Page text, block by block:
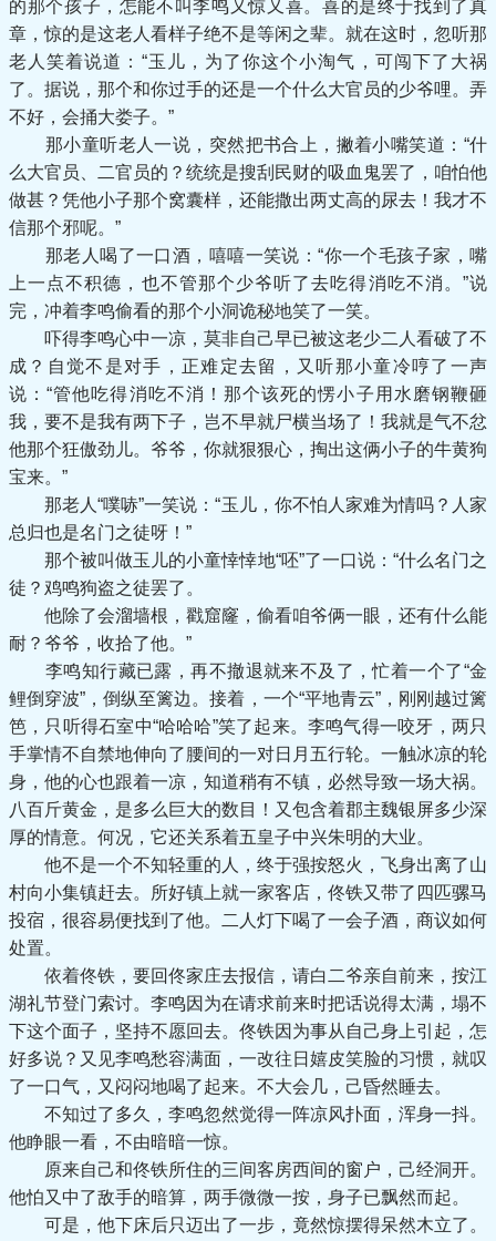
的那个孩子，怎能不叫李鸣又惊又喜。喜的是终于找到了真
章，惊的是这老人看样子绝不是等闲之辈。就在这时，忽听那
老人笑着说道：“玉儿，为了你这个小淘气，可闯下了大祸
了。据说，那个和你过手的还是一个什么大官员的少爷哩。弄
不好，会捅大娄子。”
那小童听老人一说，突然把书合上，撇着小嘴笑道：“什
么大官员、二官员的？统统是搜刮民财的吸血鬼罢了，咱怕他
做甚？凭他小子那个窝囊样，还能撒出两丈高的尿去！我才不
信那个邪呢。”
那老人喝了一口酒，嘻嘻一笑说：“你一个毛孩子家，嘴
上一点不积德，也不管那个少爷听了去吃得消吃不消。”说
完，冲着李鸣偷看的那个小洞诡秘地笑了一笑。
吓得李鸣心中一凉，莫非自己早已被这老少二人看破了不
成？自觉不是对手，正难定去留，又听那小童冷哼了一声
说：“管他吃得消吃不消！那个该死的愣小子用水磨钢鞭砸
我，要不是我有两下子，岂不早就尸横当场了！我就是气不忿
他那个狂傲劲儿。爷爷，你就狠狠心，掏出这俩小子的牛黄狗
宝来。”
那老人“噗哧”一笑说：“玉儿，你不怕人家难为情吗？人家
总归也是名门之徒呀！”
那个被叫做玉儿的小童悻悻地“呸”了一口说：“什么名门之
徒？鸡鸣狗盗之徒罢了。
他除了会溜墙根，戳窟窿，偷看咱爷俩一眼，还有什么能
耐？爷爷，收拾了他。”
李鸣知行藏已露，再不撤退就来不及了，忙着一个了“金
鲤倒穿波”，倒纵至篱边。接着，一个“平地青云”，刚刚越过篱
笆，只听得石室中“哈哈哈”笑了起来。李鸣气得一咬牙，两只
手掌情不自禁地伸向了腰间的一对日月五行轮。一触冰凉的轮
身，他的心也跟着一凉，知道稍有不镇，必然导致一场大祸。
八百斤黄金，是多么巨大的数目！又包含着郡主魏银屏多少深
厚的情意。何况，它还关系着五皇子中兴朱明的大业。
他不是一个不知轻重的人，终于强按怒火，飞身出离了山
村向小集镇赶去。所好镇上就一家客店，佟铁又带了四匹骡马
投宿，很容易便找到了他。二人灯下喝了一会子酒，商议如何
处置。
依着佟铁，要回佟家庄去报信，请白二爷亲自前来，按江
湖礼节登门索讨。李鸣因为在请求前来时把话说得太满，塌不
下这个面子，坚持不愿回去。佟铁因为事从自己身上引起，怎
好多说？又见李鸣愁容满面，一改往日嬉皮笑脸的习惯，就叹
了一口气，又闷闷地喝了起来。不大会几，己昏然睡去。
不知过了多久，李鸣忽然觉得一阵凉风扑面，浑身一抖。
他睁眼一看，不由暗暗一惊。
原来自己和佟铁所住的三间客房西间的窗户，己经洞开。
他怕又中了敌手的暗算，两手微微一按，身子已飘然而起。
可是，他下床后只迈出了一步，竟然惊摆得呆然木立了。